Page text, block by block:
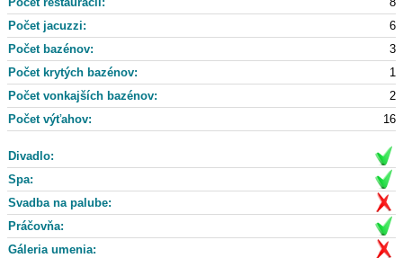
Počet jacuzzi:
6
Počet bazénov:
3
Počet krytých bazénov:
1
Počet vonkajších bazénov:
2
Počet výťahov:
16
Divadlo:
Spa:
Svadba na palube:
Práčovňa:
Gáleria umenia: